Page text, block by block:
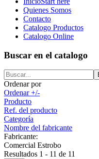
Quienes Somos
Contacto
Catalogo Productos
Catalogo Online
Buscar en el catalogo
Ordenar por
Ordenar +/-
Producto
Ref. del producto
Categoría
Nombre del fabricante
Fabricante:
Comercial Estrobo
Resultados 1 - 11 de 11